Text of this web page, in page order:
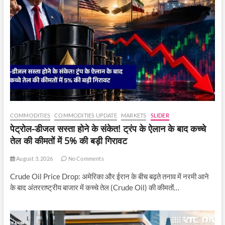
COMMODITIES COMMODITIES UPDATE MARKETS SLIDER
पेट्रोल-डीजल सस्ता होने के संकेत! ट्रंप के ऐलान के बाद कच्चे
तेल की कीमतों में 5% की बड़ी गिरावट
August 3, 2026 No Comments
Crude Oil Price Drop: अमेरिका और ईरान के बीच बढ़ते तनाव में नरमी आने
के बाद अंतरराष्ट्रीय बाजार में कच्चे तेल (Crude Oil) की कीमतों…